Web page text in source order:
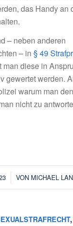
das Handy an
– neben anderen
– in § 49
man diese in
gewertet werden.
warum man
nicht zu
VON MICHAEL
,